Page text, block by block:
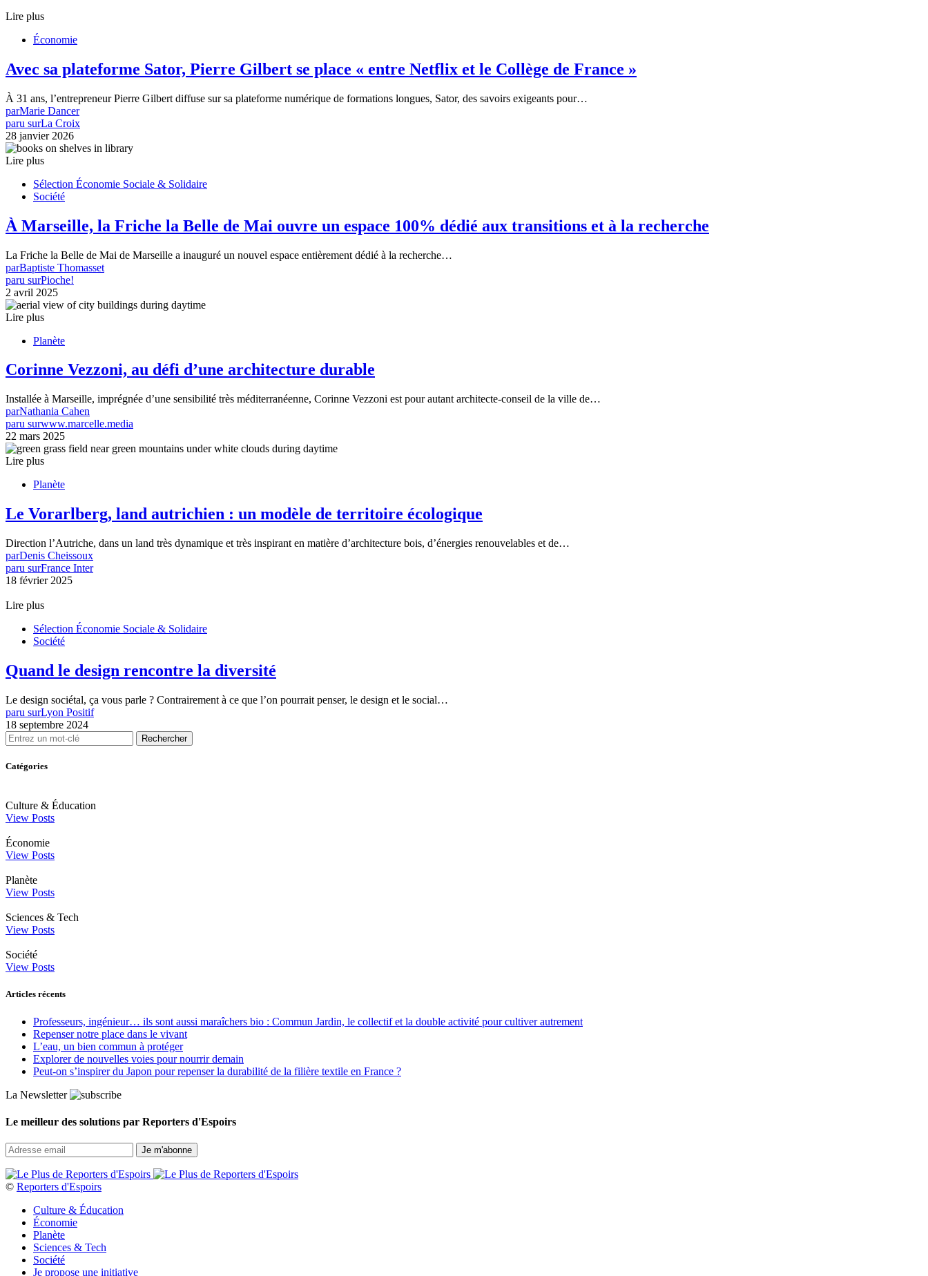
Lire plus
Économie
Avec sa plateforme Sator, Pierre Gilbert se place « entre Netflix et le Collège de France »
À 31 ans, l’entrepreneur Pierre Gilbert diffuse sur sa plateforme numérique de formations longues, Sator, des savoirs exigeants pour…
parMarie Dancer
paru surLa Croix
28 janvier 2026
Lire plus
Sélection Économie Sociale & Solidaire
Société
À Marseille, la Friche la Belle de Mai ouvre un espace 100% dédié aux transitions et à la recherche
La Friche la Belle de Mai de Marseille a inauguré un nouvel espace entièrement dédié à la recherche…
parBaptiste Thomasset
paru surPioche!
2 avril 2025
Lire plus
Planète
Corinne Vezzoni, au défi d’une architecture durable
Installée à Marseille, imprégnée d’une sensibilité très méditerranéenne, Corinne Vezzoni est pour autant architecte-conseil de la ville de…
parNathania Cahen
paru surwww.marcelle.media
22 mars 2025
Lire plus
Planète
Le Vorarlberg, land autrichien : un modèle de territoire écologique
Direction l’Autriche, dans un land très dynamique et très inspirant en matière d’architecture bois, d’énergies renouvelables et de…
parDenis Cheissoux
paru surFrance Inter
18 février 2025
Lire plus
Sélection Économie Sociale & Solidaire
Société
Quand le design rencontre la diversité
Le design sociétal, ça vous parle ? Contrairement à ce que l’on pourrait penser, le design et le social…
paru surLyon Positif
18 septembre 2024
Rechercher
Catégories
Culture & Éducation
View Posts
Économie
View Posts
Planète
View Posts
Sciences & Tech
View Posts
Société
View Posts
Articles récents
Professeurs, ingénieur… ils sont aussi maraîchers bio : Commun Jardin, le collectif et la double activité pour cultiver autrement
Repenser notre place dans le vivant
L’eau, un bien commun à protéger
Explorer de nouvelles voies pour nourrir demain
Peut‑on s’inspirer du Japon pour repenser la durabilité de la filière textile en France ?
La Newsletter
Le meilleur des solutions par Reporters d'Espoirs
© Reporters d'Espoirs
Culture & Éducation
Économie
Planète
Sciences & Tech
Société
Je propose une initiative